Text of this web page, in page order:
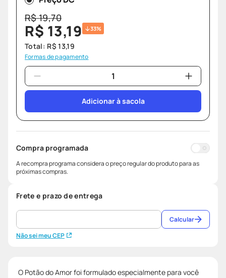
R$19,70
R$ 13,19 33%
Total: R$ 13,19
Formas de pagamento
Adicionar à sacola
Compra programada
A recompra programa considera o preço regular do produto para as
próximas compras.
Frete e prazo de entrega
Não sei meu CEP
Calcular
O Potão do Amor foi formulado especialmente para você